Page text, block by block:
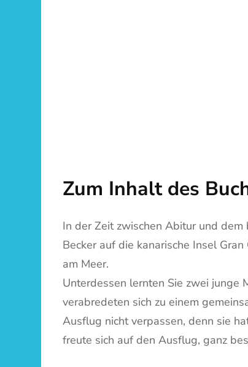
Zum Inhalt des
In der Zeit zwischen Abitur und
Becker auf die kanarische Insel
am Meer.
Unterdessen lernten Sie zwei junge
verabredeten sich zu einem
Ausflug nicht verpassen, denn sie
freute sich auf den Ausflug, ganz